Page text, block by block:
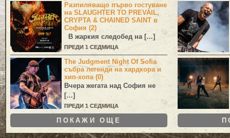
Разпиляващо първо гостуване
на SLAUGHTER TO PREVAIL,
CRYPTA & CHAINED SAINT в
София (2)
В жаркия следобед на […]
ПРЕДИ 1 СЕДМИЦА
The Judgment Night Of Sofia
събра легенди на хардкора и
хип-хопа (0)
Вчера жегата над София не
[…]
ПРЕДИ 1 СЕДМИЦА
ПОКАЖИ ОЩЕ